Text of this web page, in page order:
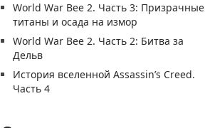
World War Bee 2. Часть 3: Призрачные
титаны и осада на измор
World War Bee 2. Часть 2: Битва за
Дельв
История вселенной Assassin’s Creed.
Часть 4